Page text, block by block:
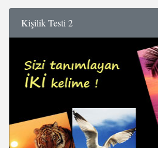
Kişilik Testi 2